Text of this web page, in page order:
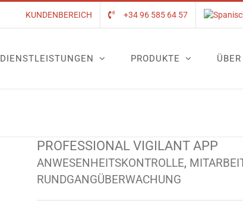
KUNDENBEREICH +34 96 585 64 57
DIENSTLEISTUNGEN PRODUKTE
PROFESSIONAL VIGILANT APP
ANWESENHEITSKONTROLLE,
RUNDGANGÜBERWACHUNG